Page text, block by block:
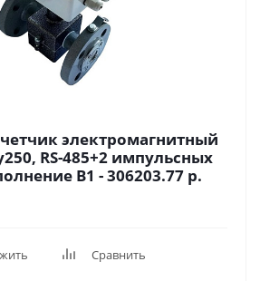
электромагнитный
RS-485+2 импульсных
В1 - 306203.77 р.
Сравнить